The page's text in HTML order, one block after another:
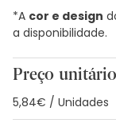
*A cor e design
a disponibilidade.
Preço unitário
5,84€ / Unidades